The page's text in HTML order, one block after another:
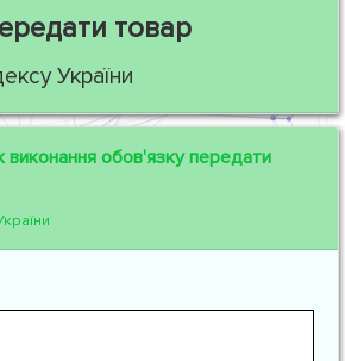
товар
України
виконання обов'язку передати